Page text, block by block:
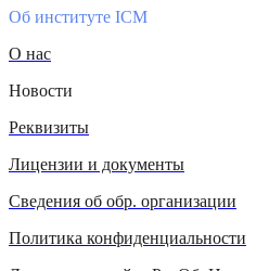
Об институте ICM
О нас
Новости
Реквизиты
Лицензии и документы
Сведения об обр. организации
Политика конфиденциальности